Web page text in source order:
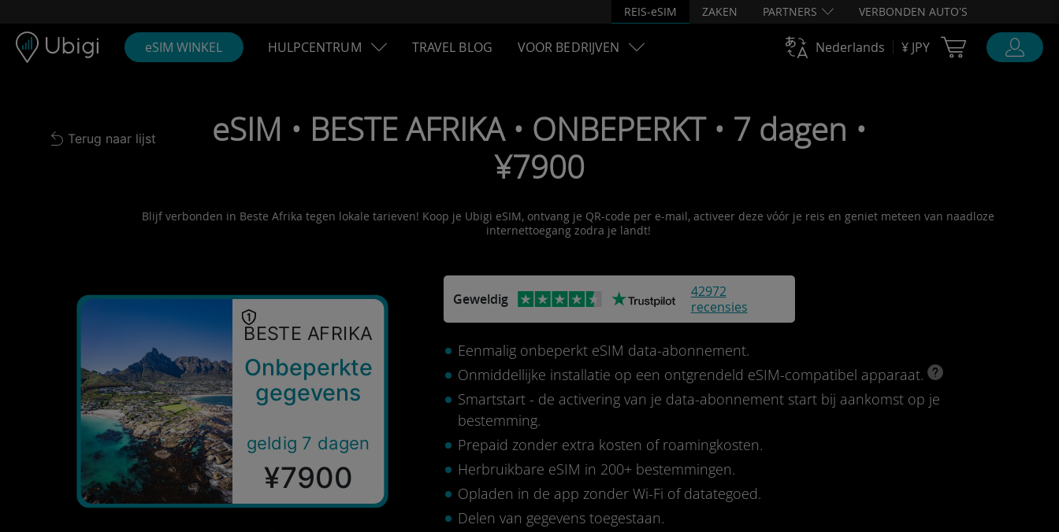
REIS-eSIM ZAKEN PARTNERS VERBONDEN AUTO'S
eSIM WINKEL HULPCENTRUM TRAVEL BLOG VOOR BEDRIJVEN Nederlands ¥ JPY Cart Ubigi
Back to list
Terug naar lijst
eSIM • BESTE AFRIKA • ONBEPERKT • 7 dagen •
¥7900
Blijf verbonden in Beste Afrika tegen lokale tarieven! Koop je Ubigi eSIM, ontvang je QR-code per e-mail, activeer deze vóór je reis en geniet meteen van naadloze
internettoegang zodra je landt!
BESTE AFRIKA
Onbeperkte
gegevens
geldig 7 dagen
¥7900
Geweldig
42972
recensies
Eenmalig onbeperkt eSIM data-abonnement.
Onmiddellijke installatie op een ontgrendeld eSIM-compatibel apparaat.
Smartstart - de activering van je data-abonnement start bij aankomst op je
bestemming.
Prepaid zonder extra kosten of roamingkosten.
Herbruikbare eSIM in 200+ bestemmingen.
Opladen in de app zonder Wi-Fi of datategoed.
Delen van gegevens toegestaan.